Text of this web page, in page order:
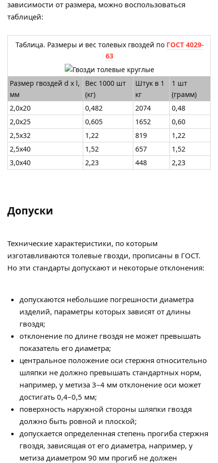
зависимости от размера, можно воспользоваться
таблицей:
Таблица. Размеры и вес толевых гвоздей по ГОСТ 4029-
63
Размер гвоздей d х l,
мм
Вес 1000 шт
(кг)
Штук в 1
кг
1 шт
(грамм)
2,0х20
0,482 2074
0,48
2,0х25
0,605 1652
0,60
2,5х32
1,22 819
1,22
2,5х40
1,52 657
1,52
3,0х40
2,23 448 2,23
Допуски
Технические характеристики, по которым
изготавливаются толевые гвозди, прописаны в ГОСТ.
Но эти стандарты допускают и некоторые отклонения:
допускаются небольшие погрешности диаметра
изделий, параметры которых зависят от длины
гвоздя;
отклонение по длине гвоздя не может превышать
показатель его диаметра;
центральное положение оси стержня относительно
шляпки не должно превышать стандартных норм,
например, у метиза 3–4 мм отклонение оси может
достигать 0,4–0,5 мм;
поверхность наружной стороны шляпки гвоздя
должно быть ровной и плоской;
допускается определенная степень прогиба стержня
гвоздя, зависящая от его диаметра, например, у
метиза диаметром 90 мм прогиб не должен